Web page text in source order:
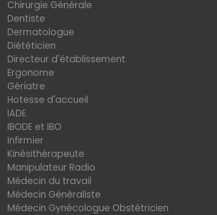
Chirurgie Générale
Dentiste
Dermatologue
Diététicien
Directeur d'établissement
Ergonome
Gériatre
Hotesse d'accueil
IADE
IBODE et IBO
Infirmier
Kinésithérapeute
Manipulateur Radio
Médecin du travail
Médecin Généraliste
Médecin Gynécologue Obstétricien